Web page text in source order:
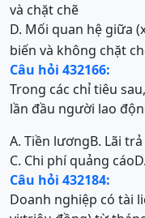
và chặt chẽ
D. Mối quan hệ giữa
biến và không chặt
Câu hỏi 432166:
Trong các chỉ tiêu
lần đầu người lao
A. Tiền lươngB. Lãi
C. Chi phí quảng cáo
Câu hỏi 432184:
Doanh nghiệp có tài